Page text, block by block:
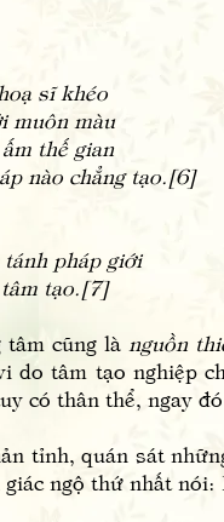
sĩ khéo
muôn màu
thế gian
nào chẳng tạo.[6]
tánh pháp giới
tạo.[7]
tâm cũng là nguồn
do tâm tạo nghiệp
có thân thể, ngay
quán sát
ngộ thứ nhất